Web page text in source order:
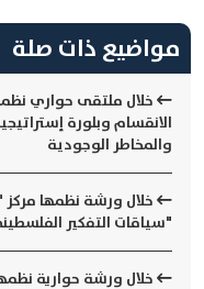
مواضيع ذات صلة
خلال ملتقى حواري
الانقسام وبلورة
والمخاطر الوجودية
خلال ورشة نظمها مركز
"سياقات التفكير
خلال ورشة حوارية